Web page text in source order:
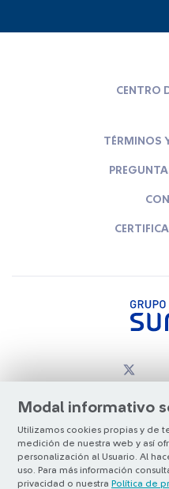
Modal informativo
Utilizamos cookies propias y de
medición de nuestra web y así
personalización al Usuario. Al
uso. Para más información
privacidad o nuestra Política de
CENTRO
TÉRMINOS
© Copyright